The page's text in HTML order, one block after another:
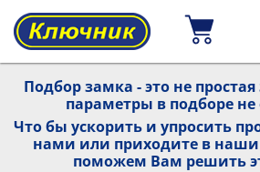
Подбор замка - это не
параметры в подборе
Что бы ускорить и упросить
нами или приходите в
поможем Вам решить